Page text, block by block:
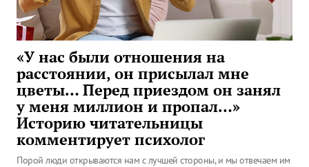
«У нас были отношения на
расстоянии, он присылал мне
цветы… Перед приездом он занял
у меня миллион и пропал…»
Историю читательницы
комментирует психолог
Порой люди открываются нам с лучшей стороны, и мы отвечаем им